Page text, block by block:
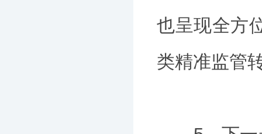
也呈现全方
类精准监管